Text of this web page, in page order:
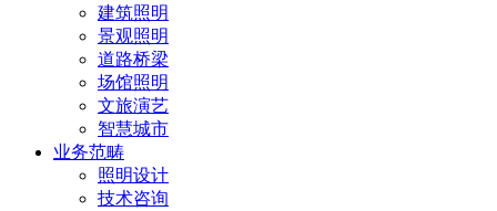
建筑照明
景观照明
道路桥梁
场馆照明
文旅演艺
智慧城市
业务范畴
照明设计
技术咨询